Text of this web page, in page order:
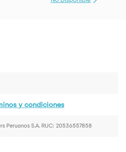
y condiciones
Peruanos S.A. RUC: 20536557858